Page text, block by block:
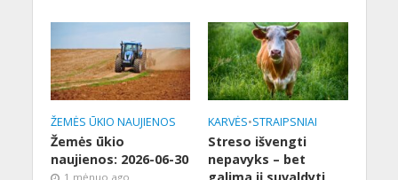
ŽEMĖS ŪKIO NAUJIENOS
Žemės ūkio
naujienos: 2026-06-30
1 mėnuo ago
KARVĖS•STRAIPSNIAI
Streso išvengti
nepavyks – bet